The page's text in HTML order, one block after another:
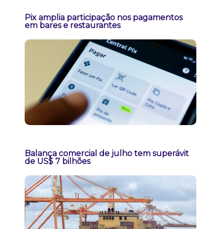
Pix amplia participação nos pagamentos
em bares e restaurantes
Balança comercial de julho tem superávit
de US$ 7 bilhões